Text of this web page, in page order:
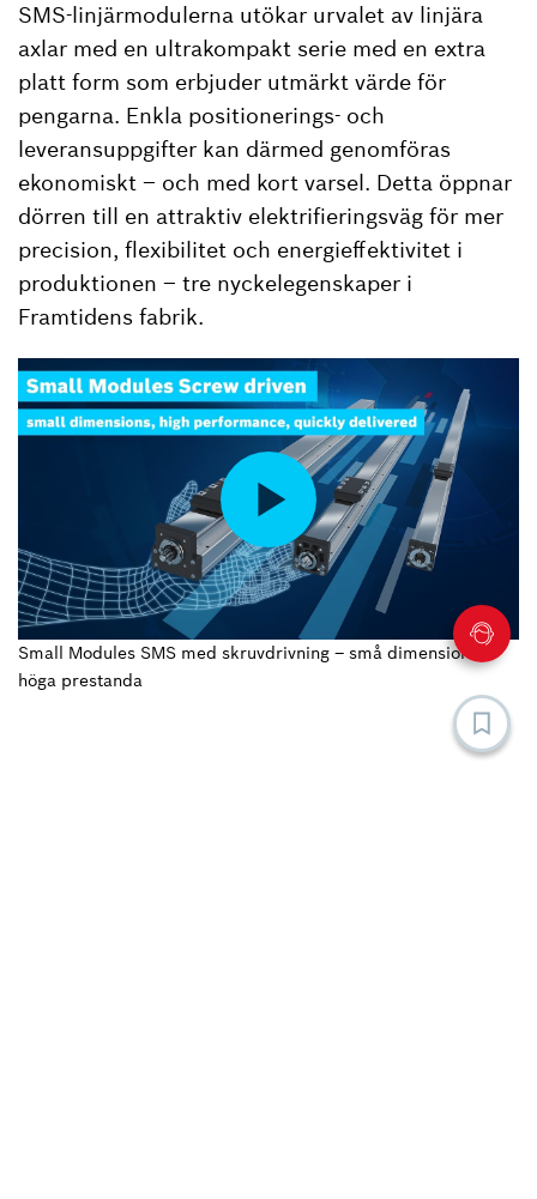
SMS-linjärmodulerna utökar urvalet av linjära
axlar med en ultrakompakt serie med en extra
platt form som erbjuder utmärkt värde för
pengarna. Enkla positionerings- och
leveransuppgifter kan därmed genomföras
ekonomiskt – och med kort varsel. Detta öppnar
dörren till en attraktiv elektrifieringsväg för mer
precision, flexibilitet och energieffektivitet i
produktionen – tre nyckelegenskaper i
Framtidens fabrik.
Small Modules SMS med skruvdrivning – små dimensioner,
höga prestanda